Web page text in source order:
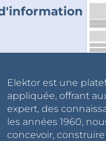
Elektor est une
appliquée, offrant
expert, des
les années 1960,
concevoir,